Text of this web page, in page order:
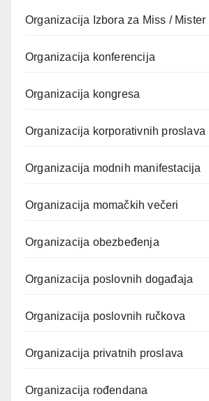
Organizacija Izbora za Miss / Mister
Organizacija konferencija
Organizacija kongresa
Organizacija korporativnih proslava
Organizacija modnih manifestacija
Organizacija momačkih večeri
Organizacija obezbeđenja
Organizacija poslovnih događaja
Organizacija poslovnih ručkova
Organizacija privatnih proslava
Organizacija rođendana